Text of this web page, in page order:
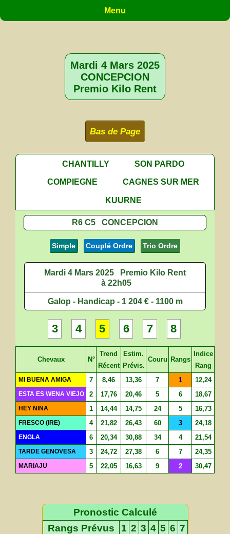
Menu
Mardi 4 Mars 2025
CONCEPCION
Premio Kilo Rent
Bas de Page
CHANTILLY
SON PARDO
COMPIEGNE
CAGNES SUR MER
KUURNE
R6 C5 CONCEPCION
Simple Couplé Ordre Trio Ordre
Mardi 4 Mars 2025
Premio Kilo Rent
à 22h05
Galop - Handicap - 1 204 € - 1100 m
3 4 5 6 7 8
Chevaux N°
Trend
Récent
Estim.
Prévis.
Couru Rangs
Indice
Rang
MI BUENA AMIGA 7 8,46 13,36 7 1 12,24
ESTA ES WENA VIEJO 2 17,76 20,46 5 6 18,67
HEY NINA 1 14,44 14,75 24 5 16,73
FRESCO (IRE) 4 21,82 26,43 60 3 24,18
ENGLA 6 20,34 30,88 34 4 21,54
TARDE GENOVESA 3 24,72 27,38 6 7 24,35
MARIAJU 5 22,05 16,63 9 2 30,47
Pronostic Calculé
Rangs Prévus
1 2 3 4 5 6 7